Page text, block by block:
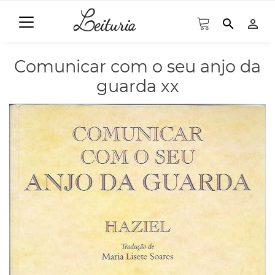
search person_outline
Comunicar com o seu anjo da
guarda xx